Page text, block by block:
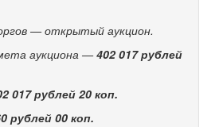
— открытый аукцион.
аукциона —402 017 рублей
017 рублей 20 коп.
рублей 00 коп.